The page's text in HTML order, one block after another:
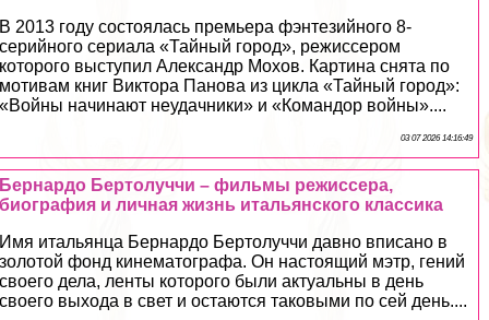
В 2013 году состоялась премьера фэнтезийного 8-
серийного сериала «Тайный город», режиссером
которого выступил Александр Мохов. Картина снята по
мотивам книг Виктора Панова из цикла «Тайный город»:
«Войны начинают неудачники» и «Комaндор войны»....
03 07 2026 14:16:49
Бернардо Бертолуччи – фильмы режиссера,
биография и личная жизнь итальянского классика
Имя итальянца Бернардо Бертолуччи давно вписано в
золотой фонд кинематографа. Он настоящий мэтр, гений
своего дела, ленты которого были актуальны в день
своего выхода в свет и остаются таковыми по сей день....